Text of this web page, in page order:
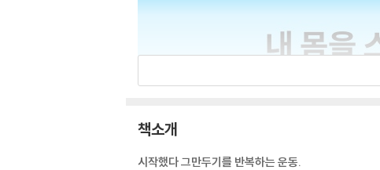
책소개
시작했다 그만두기를 반복하는 운동.